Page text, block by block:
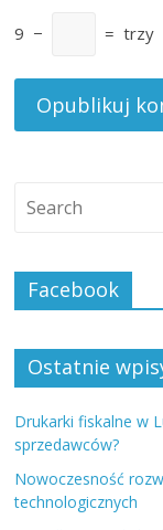
9 − = trzy
Facebook
Ostatnie
Drukarki fiskalne w
sprzedawców?
Nowoczesność
technologicznych